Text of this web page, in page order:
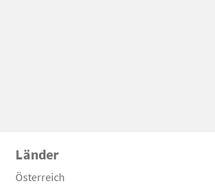
Länder
Österreich